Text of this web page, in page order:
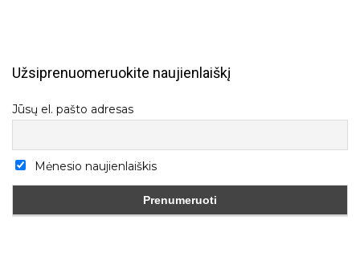
Užsiprenuomeruokite naujienlaiškį
Jūsų el. pašto adresas
Mėnesio naujienlaiškis